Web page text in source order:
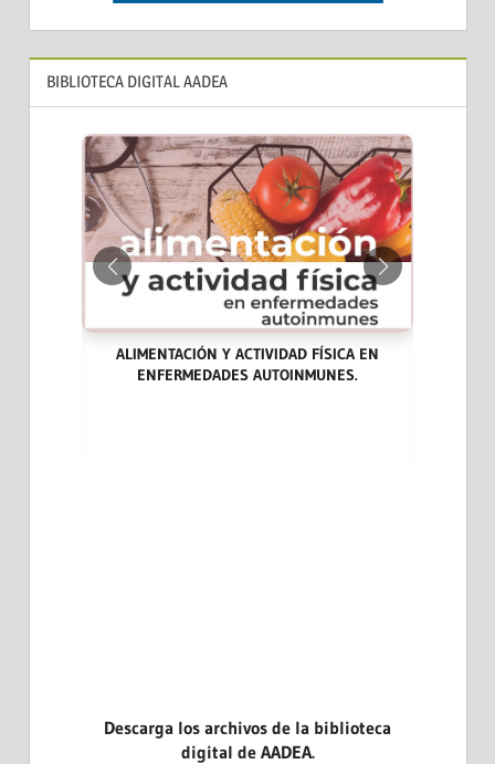
BIBLIOTECA DIGITAL AADEA
ALIMENTACIÓN Y ACTIVIDAD FÍSICA EN
ENFERMEDADES AUTOINMUNES.
Descarga los archivos de la biblioteca
digital de AADEA.